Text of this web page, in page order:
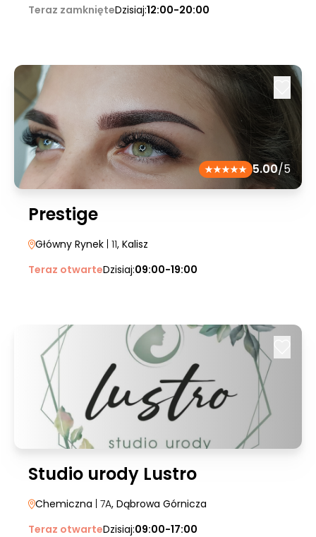
Teraz zamknięteDzisiaj:12:00-20:00
5.00/5
Prestige
Główny Rynek | 11, Kalisz
Teraz otwarteDzisiaj:09:00-19:00
Studio urody Lustro
Chemiczna | 7A, Dąbrowa Górnicza
Teraz otwarteDzisiaj:09:00-17:00